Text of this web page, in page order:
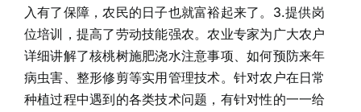
入有了保障，农民的日子也就富裕起来了。3.提供岗
位培训，提高了劳动技能强农。农业专家为广大农户
详细讲解了核桃树施肥浇水注意事项、如何预防来年
病虫害、整形修剪等实用管理技术。针对农户在日常
种植过程中遇到的各类技术问题，有针对性的一一给